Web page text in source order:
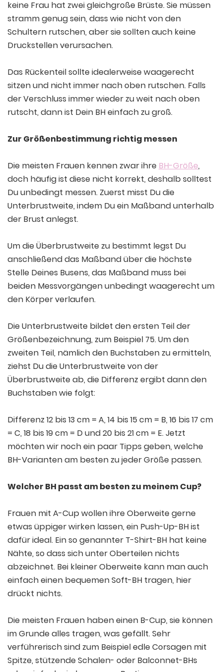
keine Frau hat zwei gleichgroße Brüste. Sie müssen
stramm genug sein, dass wie nicht von den
Schultern rutschen, aber sie sollten auch keine
Druckstellen verursachen.
Das Rückenteil sollte idealerweise waagerecht
sitzen und nicht immer nach oben rutschen. Falls
der Verschluss immer wieder zu weit nach oben
rutscht, dann ist Dein BH einfach zu groß.
Zur Größenbestimmung richtig messen
Die meisten Frauen kennen zwar ihre BH-Größe,
doch häufig ist diese nicht korrekt, deshalb solltest
Du unbedingt messen. Zuerst misst Du die
Unterbrustweite, indem Du ein Maßband unterhalb
der Brust anlegst.
Um die Überbrustweite zu bestimmt legst Du
anschließend das Maßband über die höchste
Stelle Deines Busens, das Maßband muss bei
beiden Messvorgängen unbedingt waagerecht um
den Körper verlaufen.
Die Unterbrustweite bildet den ersten Teil der
Größenbezeichnung, zum Beispiel 75. Um den
zweiten Teil, nämlich den Buchstaben zu ermitteln,
ziehst Du die Unterbrustweite von der
Überbrustweite ab, die Differenz ergibt dann den
Buchstaben wie folgt:
Differenz 12 bis 13 cm = A, 14 bis 15 cm = B, 16 bis 17 cm
= C, 18 bis 19 cm = D und 20 bis 21 cm = E. Jetzt
möchten wir noch ein paar Tipps geben, welche
BH-Varianten am besten zu jeder Größe passen.
Welcher BH passt am besten zu meinem Cup?
Frauen mit A-Cup wollen ihre Oberweite gerne
etwas üppiger wirken lassen, ein Push-Up-BH ist
dafür ideal. Ein so genannter T-Shirt-BH hat keine
Nähte, so dass sich unter Oberteilen nichts
abzeichnet. Bei kleiner Oberweite kann man auch
einfach einen bequemen Soft-BH tragen, hier
drückt nichts.
Die meisten Frauen haben einen B-Cup, sie können
im Grunde alles tragen, was gefällt. Sehr
verführerisch sind zum Beispiel edle Corsagen mit
Spitze, stützende Schalen- oder Balconnet-BHs